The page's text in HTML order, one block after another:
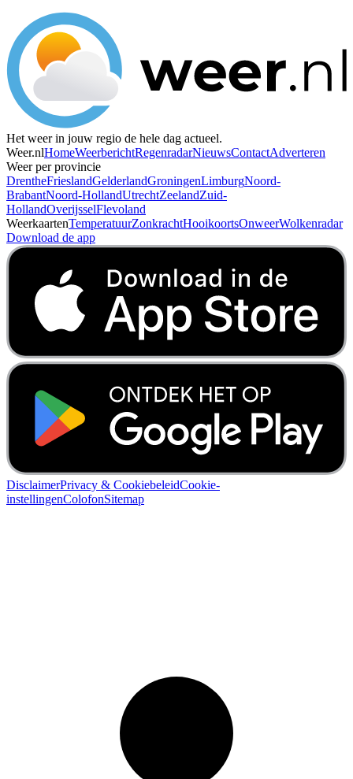
Het weer in jouw regio de hele dag actueel.
Weer.nlHomeWeerberichtRegenradarNieuwsContactAdverteren
Weer per provincie
DrentheFrieslandGelderlandGroningenLimburgNoord-
BrabantNoord-HollandUtrechtZeelandZuid-
HollandOverijsselFlevoland
WeerkaartenTemperatuurZonkrachtHooikoortsOnweerWolkenradar
Download de app
DisclaimerPrivacy & CookiebeleidCookie-
instellingenColofonSitemap